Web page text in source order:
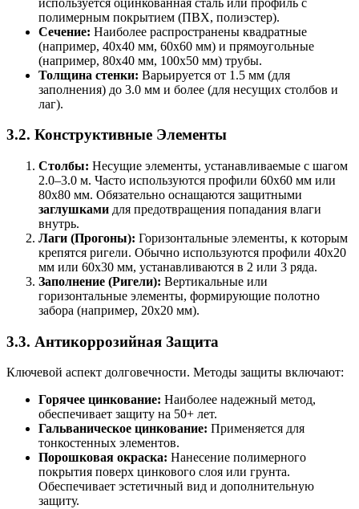
полимерным покрытием (ПВХ, полиэстер).
Сечение: Наиболее распространены квадратные
(например, 40х40 мм, 60х60 мм) и прямоугольные
(например, 80х40 мм, 100х50 мм) трубы.
Толщина стенки: Варьируется от 1.5 мм (для
заполнения) до 3.0 мм и более (для несущих столбов и
лаг).
3.2. Конструктивные Элементы
Столбы: Несущие элементы, устанавливаемые с шагом
2.0–3.0 м. Часто используются профили 60х60 мм или
80х80 мм. Обязательно оснащаются защитными
заглушками для предотвращения попадания влаги
внутрь.
Лаги (Прогоны): Горизонтальные элементы, к которым
крепятся ригели. Обычно используются профили 40х20
мм или 60х30 мм, устанавливаются в 2 или 3 ряда.
Заполнение (Ригели): Вертикальные или
горизонтальные элементы, формирующие полотно
забора (например, 20х20 мм).
3.3. Антикоррозийная Защита
Ключевой аспект долговечности. Методы защиты включают:
Горячее цинкование: Наиболее надежный метод,
обеспечивает защиту на 50+ лет.
Гальваническое цинкование: Применяется для
тонкостенных элементов.
Порошковая окраска: Нанесение полимерного
покрытия поверх цинкового слоя или грунта.
Обеспечивает эстетичный вид и дополнительную
защиту.